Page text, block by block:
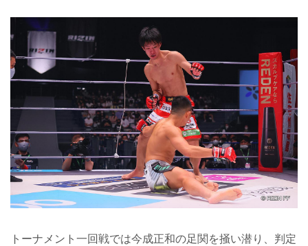
トーナメント一回戦では今成正和の足関を掻い潜り、判定